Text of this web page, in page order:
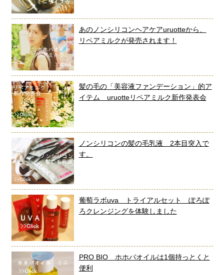
あのノンシリコンヘアケアuruotteから、
リペアミルクが発売されます！
髪の毛の「美容液ファンデーション」的ア
イテム uruotteリペアミルク新作発表会
ノンシリコンの髪の毛乳液 2本目突入で
す。
葡萄ラボuva トライアルセット ぽろぽ
ろクレンジングを体験しました
PRO BIO ホホバオイルは1個持っとくと
便利